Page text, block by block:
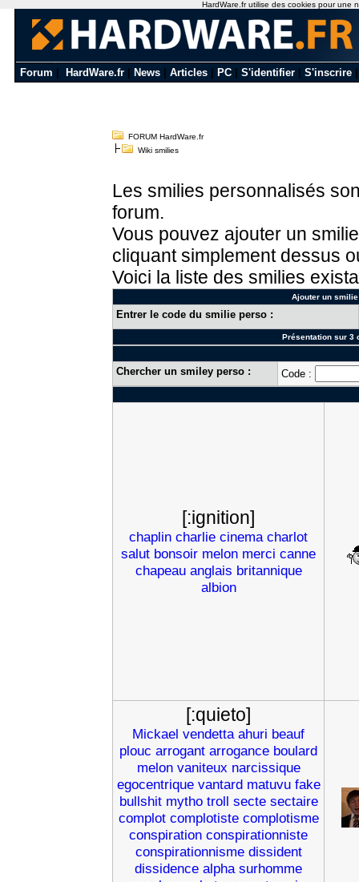
Forum HardWare.fr News Articles PC S'identifier S'inscrire
FORUM HardWare.fr
Wiki smilies
Les smilies personnalisés
forum.
Vous pouvez ajouter un
cliquant simplement dessus
Voici la liste des smilies
Ajouter un
Entrer le code du smilie perso :
Présentation sur 3
Chercher un smiley perso : Code :
[:ignition]
chaplin charlie cinema charlot
salut bonsoir melon merci canne
chapeau anglais britannique
albion
[:quieto]
Mickael vendetta ahuri beauf
plouc arrogant arrogance boulard
melon vaniteux narcissique
egocentrique vantard matuvu fake
bullshit mytho troll secte sectaire
complot complotiste complotisme
conspiration conspirationniste
conspirationnisme dissident
dissidence alpha surhomme
HardWare.fr utilise des cookies pour une